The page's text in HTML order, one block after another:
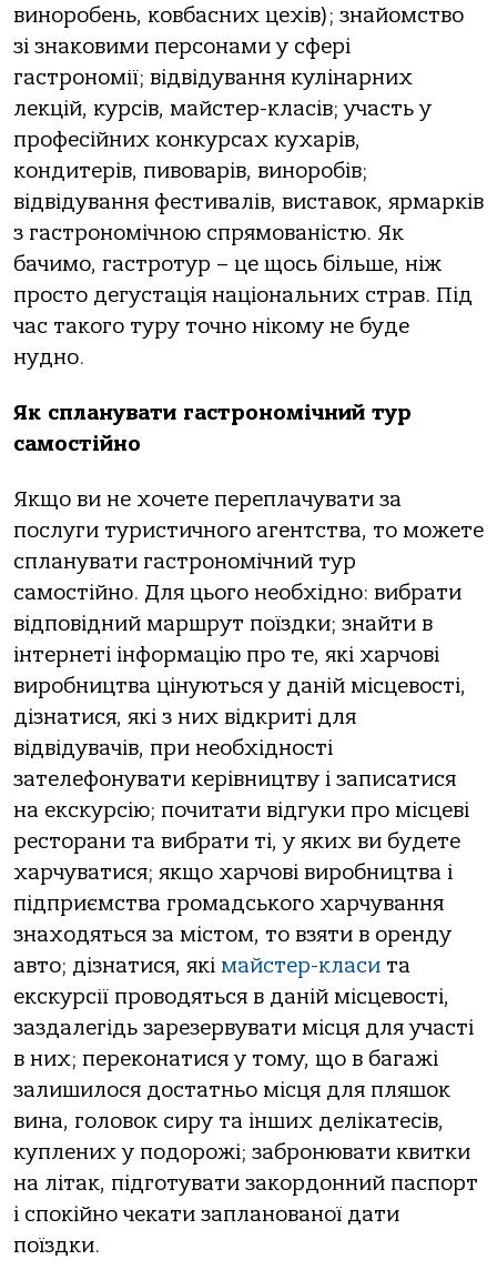
виноробень, ковбасних цехів); знайомство
зі знаковими персонами у сфері
гастрономії; відвідування кулінарних
лекцій, курсів, майстер-класів; участь у
професійних конкурсах кухарів,
кондитерів, пивоварів, виноробів;
відвідування фестивалів, виставок, ярмарків
з гастрономічною спрямованістю. Як
бачимо, гастротур – це щось більше, ніж
просто дегустація національних страв. Під
час такого туру точно нікому не буде
нудно.
Як спланувати гастрономічний тур
самостійно
Якщо ви не хочете переплачувати за
послуги туристичного агентства, то можете
спланувати гастрономічний тур
самостійно. Для цього необхідно: вибрати
відповідний маршрут поїздки; знайти в
інтернеті інформацію про те, які харчові
виробництва цінуються у даній місцевості,
дізнатися, які з них відкриті для
відвідувачів, при необхідності
зателефонувати керівництву і записатися
на екскурсію; почитати відгуки про місцеві
ресторани та вибрати ті, у яких ви будете
харчуватися; якщо харчові виробництва і
підприємства громадського харчування
знаходяться за містом, то взяти в оренду
авто; дізнатися, які майстер-класи та
екскурсії проводяться в даній місцевості,
заздалегідь зарезервувати місця для участі
в них; переконатися у тому, що в багажі
залишилося достатньо місця для пляшок
вина, головок сиру та інших делікатесів,
куплених у подорожі; забронювати квитки
на літак, підготувати закордонний паспорт
і спокійно чекати запланованої дати
поїздки.